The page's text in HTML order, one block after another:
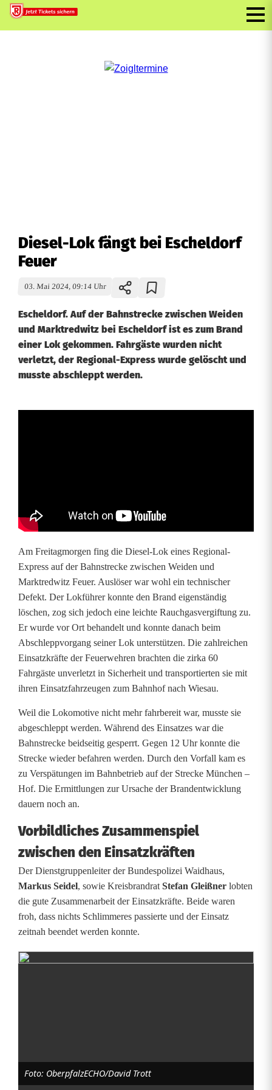
Diesel-Lok fängt bei Escheldorf
Feuer
03. Mai 2024, 09:14 Uhr
Escheldorf. Auf der Bahnstrecke zwischen Weiden
und Marktredwitz bei Escheldorf ist es zum Brand
einer Lok gekommen. Fahrgäste wurden nicht
verletzt, der Regional-Express wurde gelöscht und
musste abschleppt werden.
D
l
-
L
o
k
f
ä
n
g
t
b
e
i
E
s
c
h
e
l
d
e
Am Freitagmorgen fing die Diesel-Lok eines Regional-
Express auf der Bahnstrecke zwischen Weiden und
Marktredwitz Feuer. Auslöser war wohl ein technischer
Defekt. Der Lokführer konnte den Brand eigenständig
löschen, zog sich jedoch eine leichte Rauchgasvergiftung zu.
Er wurde vor Ort behandelt und konnte danach beim
Abschleppvorgang seiner Lok unterstützen. Die zahlreichen
Einsatzkräfte der Feuerwehren brachten die zirka 60
Fahrgäste unverletzt in Sicherheit und transportierten sie mit
ihren Einsatzfahrzeugen zum Bahnhof nach Wiesau.
Weil die Lokomotive nicht mehr fahrbereit war, musste sie
abgeschleppt werden. Während des Einsatzes war die
Bahnstrecke beidseitig gesperrt. Gegen 12 Uhr konnte die
Strecke wieder befahren werden. Durch den Vorfall kam es
zu Verspätungen im Bahnbetrieb auf der Strecke München –
Hof. Die Ermittlungen zur Ursache der Brandentwicklung
dauern noch an.
Vorbildliches Zusammenspiel
zwischen den Einsatzkräften
Der Dienstgruppenleiter der Bundespolizei Waidhaus,
Markus Seidel, sowie Kreisbrandrat Stefan Gleißner lobten
die gute Zusammenarbeit der Einsatzkräfte. Beide waren
froh, dass nichts Schlimmeres passierte und der Einsatz
zeitnah beendet werden konnte.
Foto: OberpfalzECHO/David Trott